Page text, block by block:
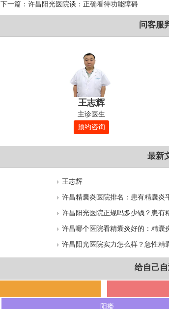
下一篇： 许昌阳光医院谈：正确看待功能障碍
问客服
王志辉
主诊医生
预约咨询
最新
王志辉
许昌精囊炎医院排名：患有精囊炎
许昌阳光医院正规吗多少钱？患有
许昌哪个医院看精囊炎好的：精囊
许昌阳光医院实力怎么样？急性精
给自己
阳痿